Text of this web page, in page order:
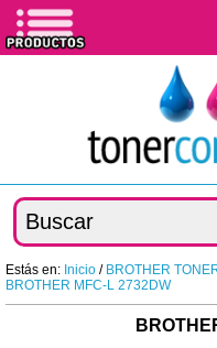
Estás en: Inicio / BROTHER
BROTHER MFC-L 2732DW